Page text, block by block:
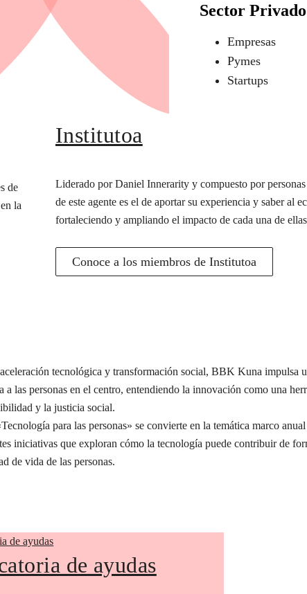
Sector Privado
Empresas
Pymes
Startups
de
la
Institutoa
Liderado por Daniel Innerarity y compuesto por
de este agente es el de aportar su experiencia y saber al
fortaleciendo y ampliando el impacto de cada una de
Conoce a los miembros de Institutoa
tecnológica y transformación social, BBK Kuna impulsa
a las personas en el centro, entendiendo la innovación como una
y la justicia social.
para las personas» se convierte en la temática marco
iniciativas que exploran cómo la tecnología puede contribuir de
de vida de las personas.
de ayudas